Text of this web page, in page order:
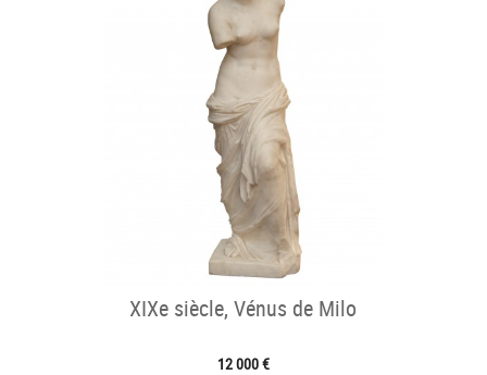
XIXe siècle, Vénus de Milo
12 000 €